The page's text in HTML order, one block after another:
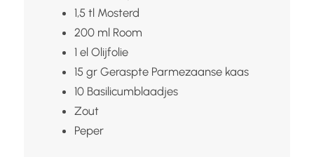
1,5 tl Mosterd
200 ml Room
1 el Olijfolie
15 gr Geraspte Parmezaanse kaas
10 Basilicumblaadjes
Zout
Peper